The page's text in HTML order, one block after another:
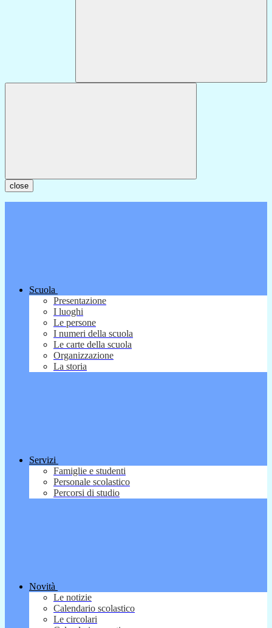
close
Scuola
Presentazione
I luoghi
Le persone
I numeri della scuola
Le carte della scuola
Organizzazione
La storia
Servizi
Famiglie e studenti
Personale scolastico
Percorsi di studio
Novità
Le notizie
Calendario scolastico
Le circolari